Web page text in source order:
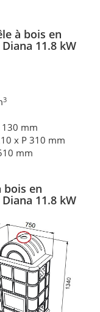
à bois en
11.8 kW
3
130 mm
x P 310 mm
mm
bois en
11.8 kW